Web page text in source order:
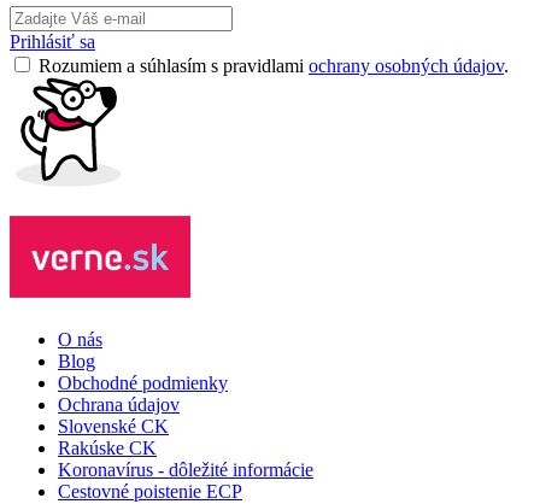
Prihlásiť sa
Rozumiem a súhlasím s pravidlami ochrany osobných údajov.
O nás
Blog
Obchodné podmienky
Ochrana údajov
Slovenské CK
Rakúske CK
Koronavírus - dôležité informácie
Cestovné poistenie ECP